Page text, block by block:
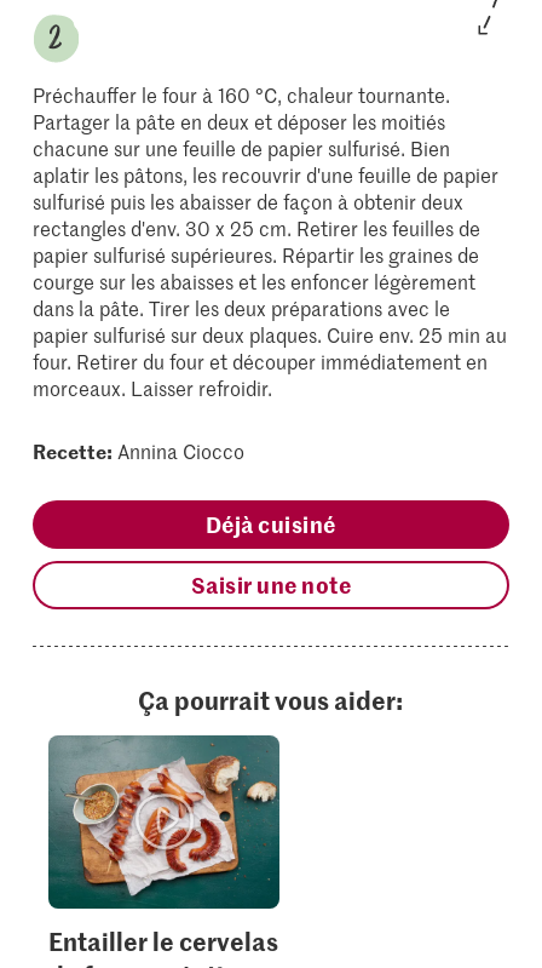
Préchauffer le four à 160 °C, chaleur tournante.
Partager la pâte en deux et déposer les moitiés
chacune sur une feuille de papier sulfurisé. Bien
aplatir les pâtons, les recouvrir d'une feuille de papier
sulfurisé puis les abaisser de façon à obtenir deux
rectangles d'env. 30 x 25 cm. Retirer les feuilles de
papier sulfurisé supérieures. Répartir les graines de
courge sur les abaisses et les enfoncer légèrement
dans la pâte. Tirer les deux préparations avec le
papier sulfurisé sur deux plaques. Cuire env. 25 min au
four. Retirer du four et découper immédiatement en
morceaux. Laisser refroidir.
Recette: Annina Ciocco
Déjà cuisiné
Saisir une note
Ça pourrait vous aider:
Entailler le cervelas